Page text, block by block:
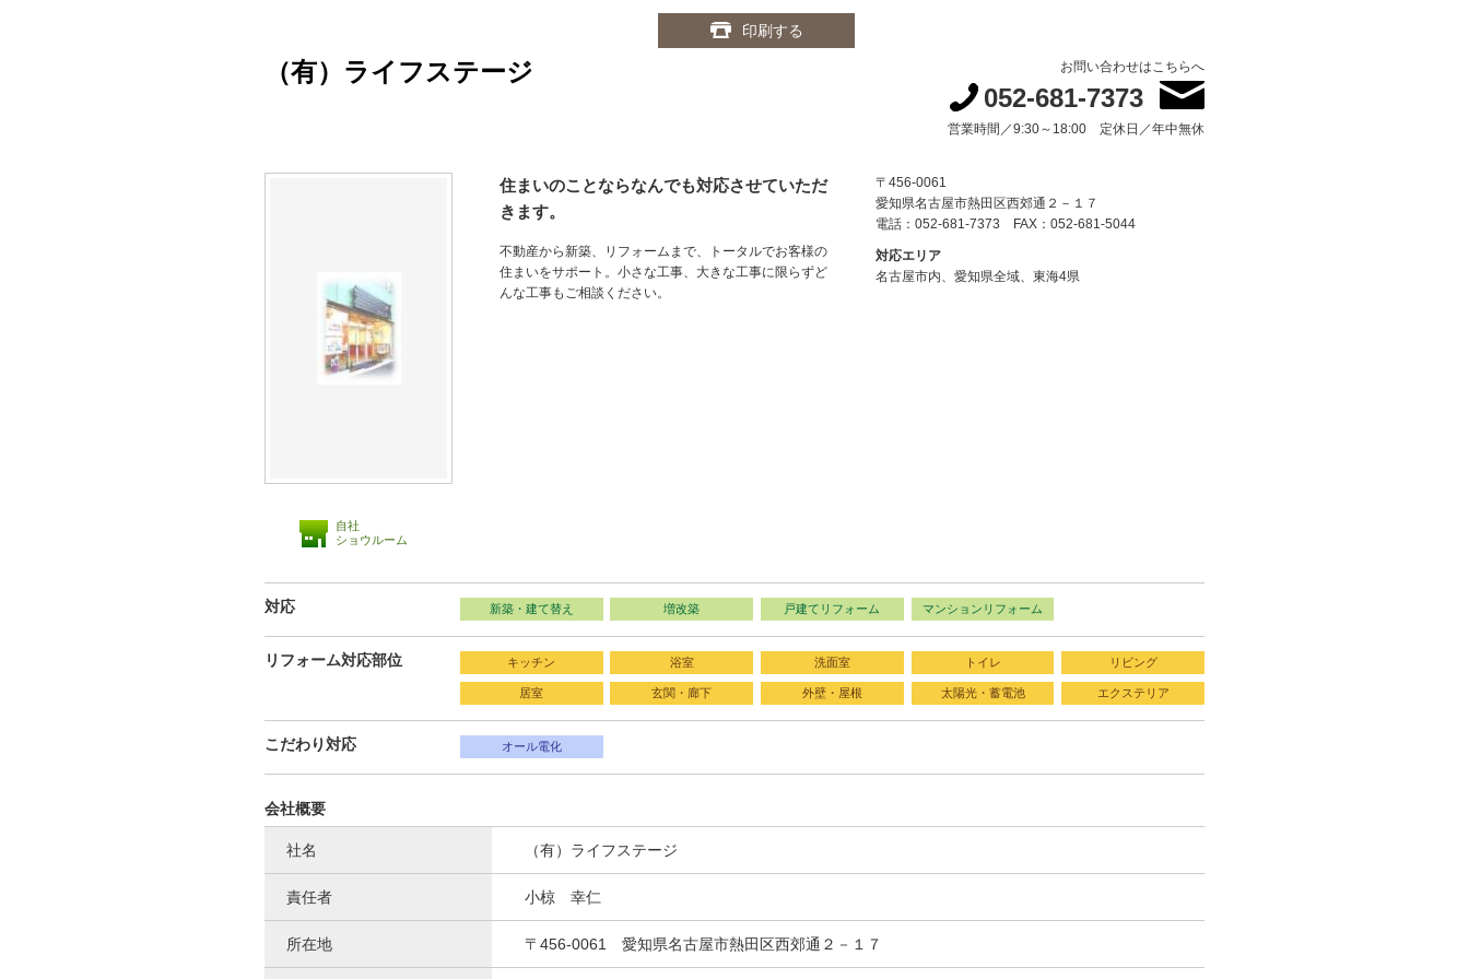
（有）ライフステージ お問い合わせはこちらへ
052-681-7373
営業時間／9:30～18:00 定休日／年中無休
住まいのことならなんでも対応させていただ
きます。
不動産から新築、リフォームまで、トータルでお客様の
住まいをサポート。小さな工事、大きな工事に限らずど
んな工事もご相談ください。
〒456-0061
愛知県名古屋市熱田区西郊通２－１７
電話：052-681-7373 FAX：052-681-5044
対応エリア
名古屋市内、愛知県全域、東海4県
自社
ショウルーム
対応 新築・建て替え 増改築 戸建てリフォーム マンションリフォーム
リフォーム対応部位 キッチン 浴室 洗面室 トイレ リビング
居室 玄関・廊下 外壁・屋根 太陽光・蓄電池 エクステリア
こだわり対応 オール電化
会社概要
社名 （有）ライフステージ
責任者 小椋 幸仁
所在地 〒456-0061 愛知県名古屋市熱田区西郊通２－１７
印刷する